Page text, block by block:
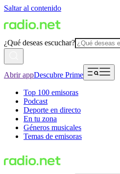
Saltar al contenido
¿Qué deseas escuchar?
Abrir appDescubre Prime
Top 100 emisoras
Podcast
Deporte en directo
En tu zona
Géneros musicales
Temas de emisoras